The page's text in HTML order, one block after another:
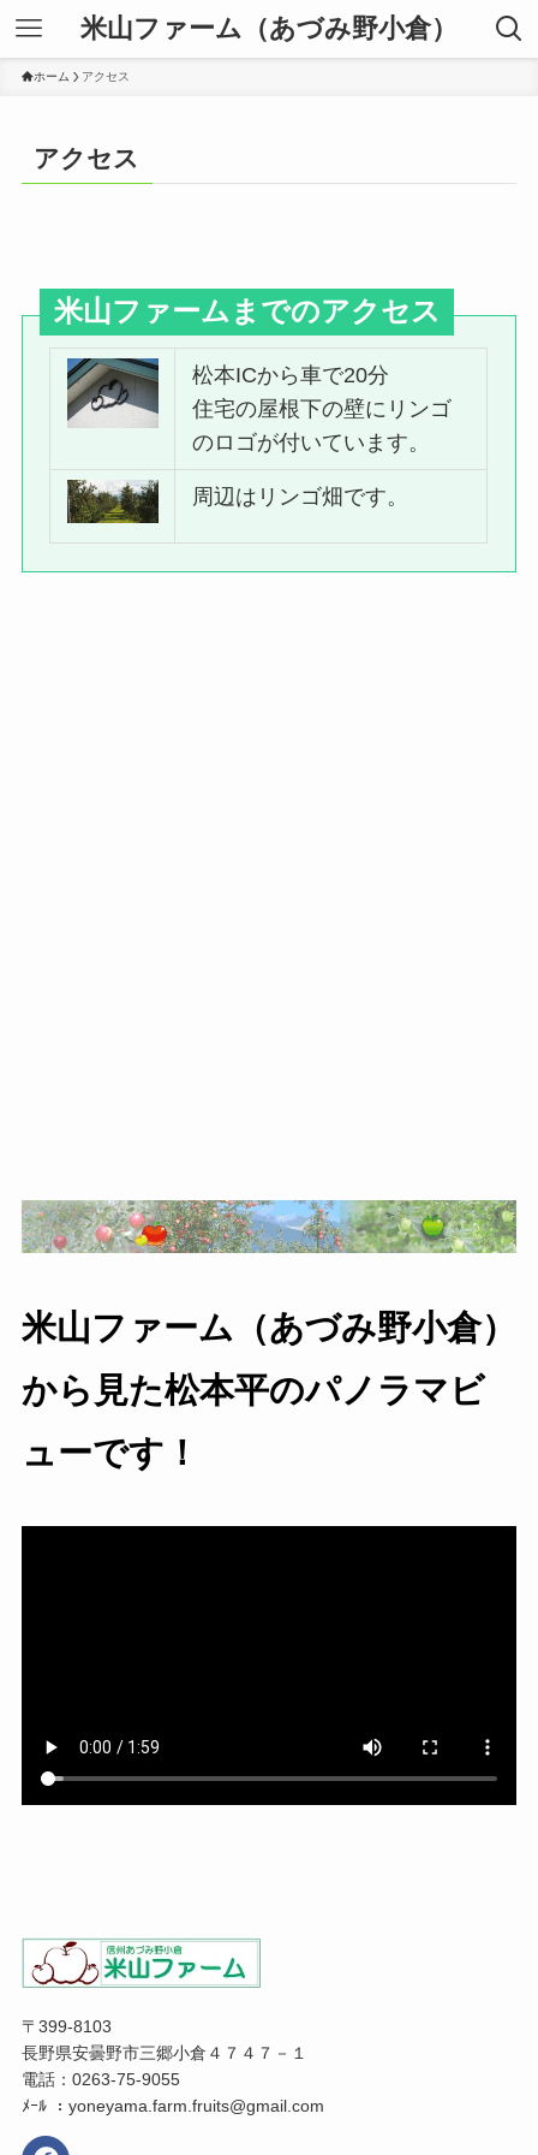
米山ファーム（あづみ野小倉）
ホーム アクセス
アクセス
米山ファームまでのアクセス
松本ICから車で20分
住宅の屋根下の壁にリンゴ
のロゴが付いています。
周辺はリンゴ畑です。
米山ファーム（あづみ野小倉）
から見た松本平のパノラマビ
ューです！
〒399-8103
長野県安曇野市三郷小倉４７４７－１
電話：0263-75-9055
ﾒｰﾙ ：yoneyama.farm.fruits@gmail.com